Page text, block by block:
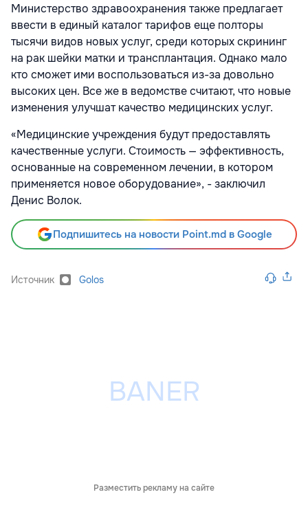
Министерство здравоохранения также предлагает
ввести в единый каталог тарифов еще полторы
тысячи видов новых услуг, среди которых скрининг
на рак шейки матки и трансплантация. Однако мало
кто сможет ими воспользоваться из-за довольно
высоких цен. Все же в ведомстве считают, что новые
изменения улучшат качество медицинских услуг.
«Медицинские учреждения будут предоставлять
качественные услуги. Стоимость — эффективность,
основанные на современном лечении, в котором
применяется новое оборудование», - заключил
Денис Волок.
Подпишитесь на новости Point.md в Google
Источник Golos
Разместить рекламу на сайте